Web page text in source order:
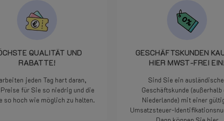
QUALITÄT UND
RABATTE!
jeden Tag hart daran,
für Sie so niedrig und die
so hoch wie möglich zu halten.
GESCHÄFTSKUNDEN
HIER MWST-FREI EIN!
Sind Sie ein
Geschäftskunde (außerhalb
Niederlande) mit einer
Umsatzsteuer-